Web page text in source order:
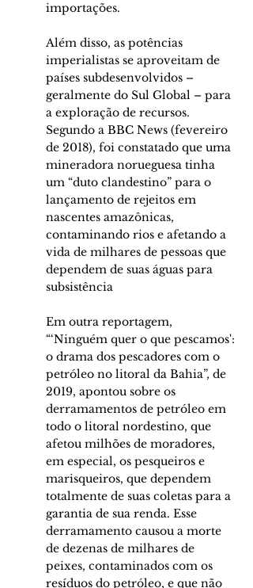
importações.
Além disso, as potências
imperialistas se aproveitam de
países subdesenvolvidos –
geralmente do Sul Global – para
a exploração de recursos.
Segundo a BBC News (fevereiro
de 2018), foi constatado que uma
mineradora norueguesa tinha
um “duto clandestino” para o
lançamento de rejeitos em
nascentes amazônicas,
contaminando rios e afetando a
vida de milhares de pessoas que
dependem de suas águas para
subsistência
Em outra reportagem,
“‘Ninguém quer o que pescamos':
o drama dos pescadores com o
petróleo no litoral da Bahia”, de
2019, apontou sobre os
derramamentos de petróleo em
todo o litoral nordestino, que
afetou milhões de moradores,
em especial, os pesqueiros e
marisqueiros, que dependem
totalmente de suas coletas para a
garantia de sua renda. Esse
derramamento causou a morte
de dezenas de milhares de
peixes, contaminados com os
resíduos do petróleo, e que não